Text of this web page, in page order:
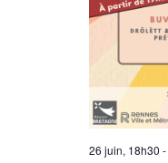
26 juin, 18h30 -